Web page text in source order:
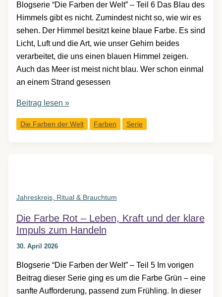
sich
selbst
Blogserie “Die Farben der Welt” – Teil 6 Das Blau des
Himmels gibt es nicht. Zumindest nicht so, wie wir es
sehen. Der Himmel besitzt keine blaue Farbe. Es sind
Licht, Luft und die Art, wie unser Gehirn beides
verarbeitet, die uns einen blauen Himmel zeigen.
Auch das Meer ist meist nicht blau. Wer schon einmal
an einem Strand gesessen
Die
Blau
der
optischen
Täuschung
Beitrag lesen »
Die Farben der Welt Farben Serie
Jahreskreis, Ritual & Brauchtum
Die Farbe Rot – Leben, Kraft und der klare
Impuls zum Handeln
30. April 2026
Blogserie “Die Farben der Welt” – Teil 5 Im vorigen
Beitrag dieser Serie ging es um die Farbe Grün – eine
sanfte Aufforderung, passend zum Frühling. In dieser